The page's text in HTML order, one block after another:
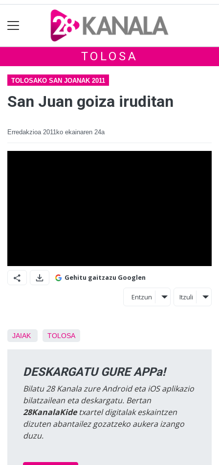
TOLOSA
TOLOSAKO SAN JOANAK 2011
San Juan goiza iruditan
Erredakzioa 2011ko ekainaren 24a
Gehitu gaitzazu Googlen
Entzun Itzuli
JAIAK TOLOSA
DESKARGATU GURE APPa!
Bilatu 28 Kanala zure Android eta iOS aplikazio
bilatzailean eta deskargatu. Bertan
28KanalaKidetxartel digitalak eskaintzen
dizuten abantailez gozatzeko aukera izango
duzu.